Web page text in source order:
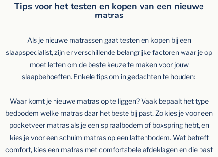
Tips voor het testen en kopen van een nieuwe
matras
Als je nieuwe matrassen gaat testen en kopen bij een
slaapspecialist, zijn er verschillende belangrijke factoren waar je op
moet letten om de beste keuze te maken voor jouw
slaapbehoeften. Enkele tips om in gedachten te houden:
Waar komt je nieuwe matras op te liggen? Vaak bepaalt het type
bedbodem welke matras daar het beste bij past. Zo kies je voor een
pocketveer matras als je een spiraalbodem of boxspring hebt, en
kies je voor een schuim matras op een lattenbodem. Wat betreft
comfort, kies een matras met comfortabele afdeklagen en die past